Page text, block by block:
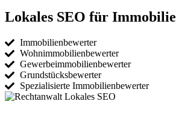
Lokales SEO für
Immobilienbewerter
Wohnimmobilienbewerter
Gewerbeimmobilienbewerter
Grundstücksbewerter
Spezialisierte Immobilienbewerter